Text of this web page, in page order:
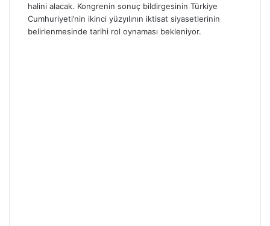
halini alacak. Kongrenin sonuç bildirgesinin Türkiye
Cumhuriyeti’nin ikinci yüzyılının iktisat siyasetlerinin
belirlenmesinde tarihi rol oynaması bekleniyor.